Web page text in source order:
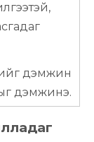
дэмжин
дэмжинэ.